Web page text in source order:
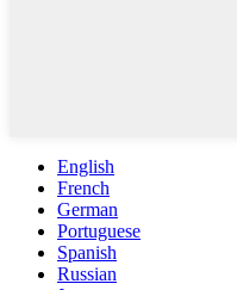
English
French
German
Portuguese
Spanish
Russian